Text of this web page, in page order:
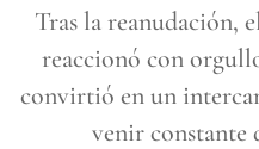
Tras la reanudación,
reaccionó con
convirtió en un
venir constante